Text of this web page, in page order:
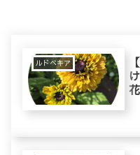
ルドベキア